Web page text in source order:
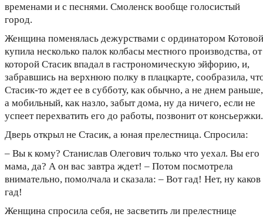
временами и с песнями. Смоленск вообще голосистый
город.
Женщина поменялась дежурствами с ординатором
купила несколько палок колбасы местного производства, от
которой Стасик впадал в гастрономическую эйфорию, и,
забравшись на верхнюю полку в плацкарте, сообразила,
Стасик-то ждет ее в субботу, как обычно, а не днем раньше,
а мобильный, как назло, забыт дома, ну да ничего, если не
успеет перехватить его до работы, позвонит от консьержки.
Дверь открыл не Стасик, а юная прелестница. Спросила:
– Вы к кому? Станислав Олегович только что уехал. Вы его
мама, да? А он вас завтра ждет! – Потом посмотрела
внимательно, помолчала и сказала: – Вот гад! Нет, ну каков
гад!
Женщина спросила себя, не засветить ли прелестнице